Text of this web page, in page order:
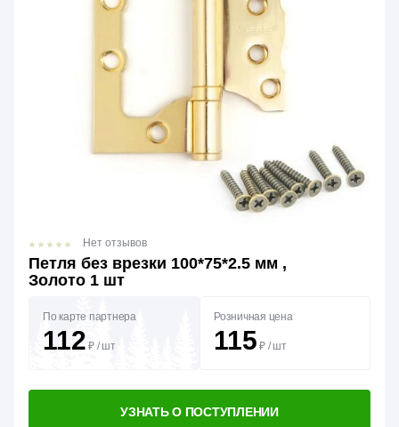
Петля без врезки 100*75*2.5 мм ,
Золото 1 шт
Нет отзывов
По карте партнера
112 ₽ / шт
Розничная цена
115 ₽ / шт
УЗНАТЬ О ПОСТУПЛЕНИИ